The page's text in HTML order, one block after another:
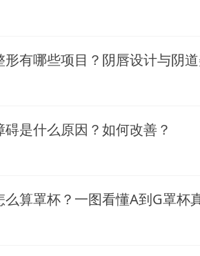
形有哪些项目？阴唇设计与阴
是什么原因？如何改善？
么算罩杯？一图看懂A到G罩杯